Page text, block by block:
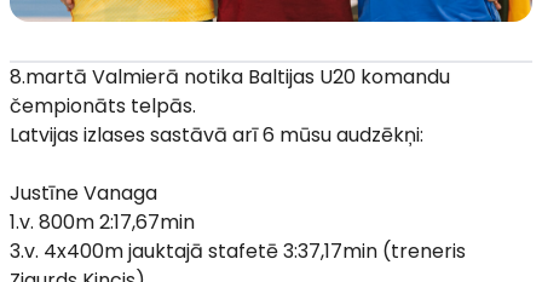
8.martā Valmierā notika Baltijas U20 komandu
čempionāts telpās.
Latvijas izlases sastāvā arī 6 mūsu audzēkņi:
Justīne Vanaga
1.v. 800m 2:17,67min
3.v. 4x400m jauktajā stafetē 3:37,17min (treneris